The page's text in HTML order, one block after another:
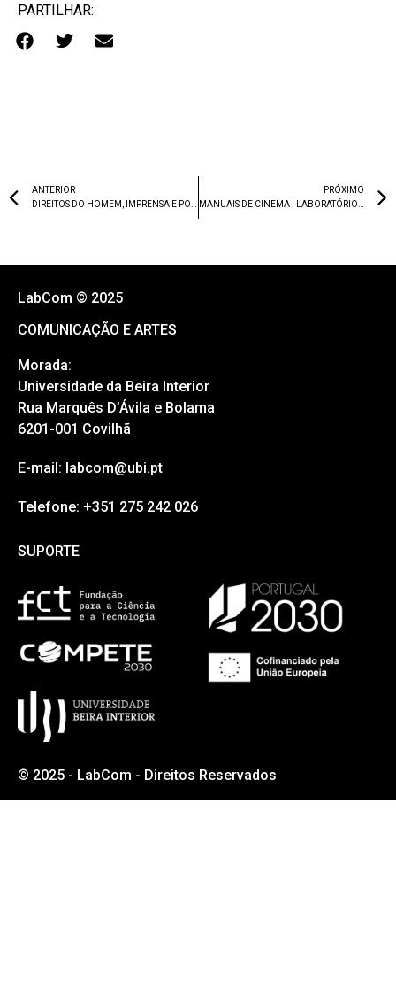
PARTILHAR:
ANTERIOR
PRÓXIMO
LabCom © 2025
COMUNICAÇÃO E ARTES
Morada:
Universidade da Beira Interior
Rua Marquês D’Ávila e Bolama
6201-001 Covilhã
E-mail: labcom@ubi.pt
Telefone: +351 275 242 026
SUPORTE
© 2025 - LabCom - Direitos Reservados